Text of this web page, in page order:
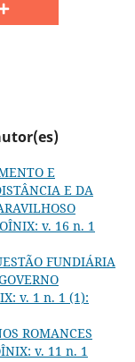
E
E DA
v. 16 n. 1
FUNDIÁRIA
v. 1 n. 1 (1):
ROMANCES
v. 11 n. 1